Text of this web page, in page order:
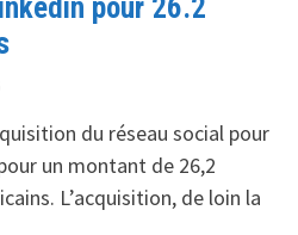
pour 26.2
du réseau social pour
un montant de 26,2
L’acquisition, de loin la